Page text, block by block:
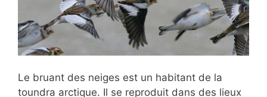
Le bruant des neiges est un habitant de la
toundra arctique. Il se reproduit dans des lieux